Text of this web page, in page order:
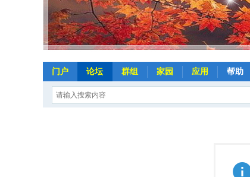
门户 论坛 群组 家园 应用 帮助